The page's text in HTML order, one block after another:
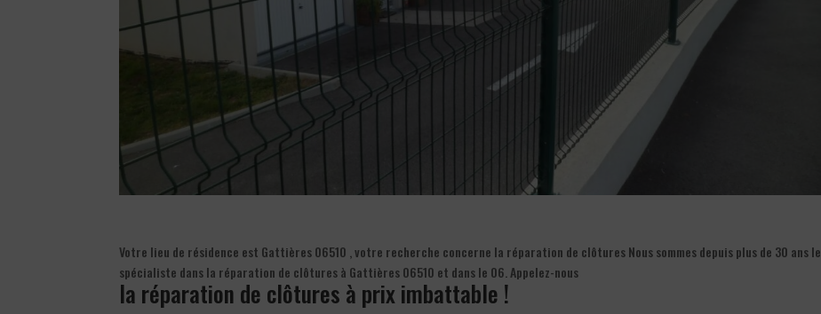
Votre lieu de résidence est Gattières 06510 , votre recherche concerne la réparation de clôtures Nous sommes depuis plus de 30 ans le
spécialiste dans la réparation de clôtures à Gattières 06510 et dans le 06. Appelez-nous
la réparation de clôtures à prix imbattable !